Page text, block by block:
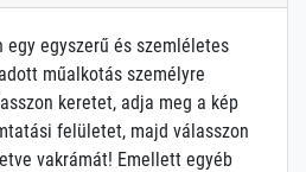
egyszerű és szemléletes
műalkotás személyre
keretet, adja meg a kép
felületet, majd válasszon
vakrámát! Emellett egyéb